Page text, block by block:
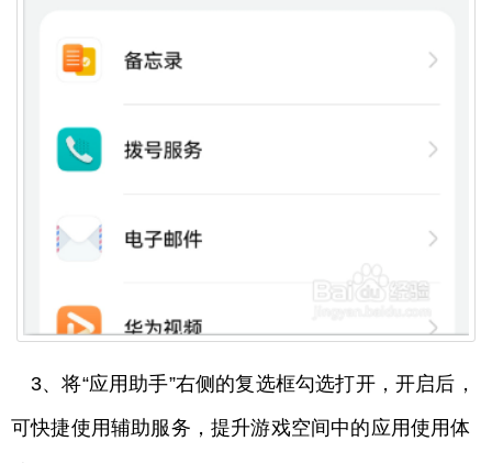
3、将“应用助手”右侧的复选框勾选打开，开启后，
可快捷使用辅助服务，提升游戏空间中的应用使用体